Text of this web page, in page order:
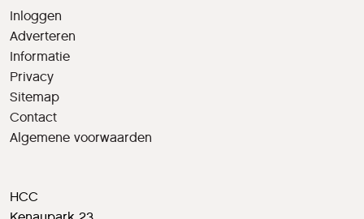
Inloggen
Adverteren
Informatie
Privacy
Sitemap
Contact
Algemene voorwaarden
HCC